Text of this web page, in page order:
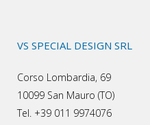
VS SPECIAL DESIGN SRL
Corso Lombardia, 69
10099 San Mauro (TO)
Tel. +39 011 9974076